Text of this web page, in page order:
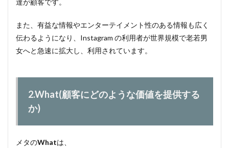
達が顧客です。
また、有益な情報やエンターテイメント性のある情報も広く
伝わるようになり、Instagram の利用者が世界規模で老若男
女へと急速に拡大し、利用されています。
2.What(顧客にどのような価値を提供する
か)
メタのWhatは、